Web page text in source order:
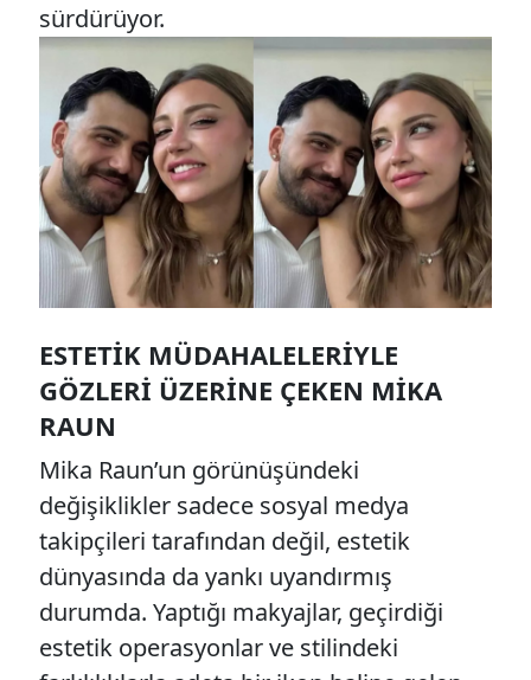
sürdürüyor.
ESTETIK MÜDAHALELERIYLE
GÖZLERI ÜZERINE ÇEKEN MIKA
RAUN
Mika Raun’un görünüşündeki
değişiklikler sadece sosyal medya
takipçileri tarafından değil, estetik
dünyasında da yankı uyandırmış
durumda. Yaptığı makyajlar, geçirdiği
estetik operasyonlar ve stilindeki